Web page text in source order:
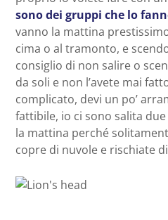
sono dei gruppi che lo
vanno la mattina
cima o al tramonto, e
consiglio di non salire o
da soli e non l’avete mai
complicato, devi un po’
fattibile, io ci sono salita
la mattina perché
copre di nuvole e rischiate